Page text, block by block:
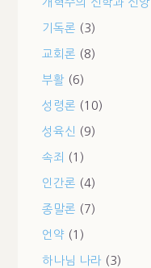
개혁주의 신학과 신앙
기독론 (3)
교회론 (8)
부활 (6)
성령론 (10)
성육신 (9)
속죄 (1)
인간론 (4)
종말론 (7)
언약 (1)
하나님 나라 (3)